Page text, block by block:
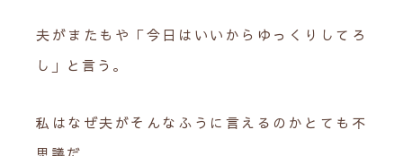
夫がまたもや「今日はいいからゆっくりしてろ
し」と言う。
私はなぜ夫がそんなふうに言えるのかとても不